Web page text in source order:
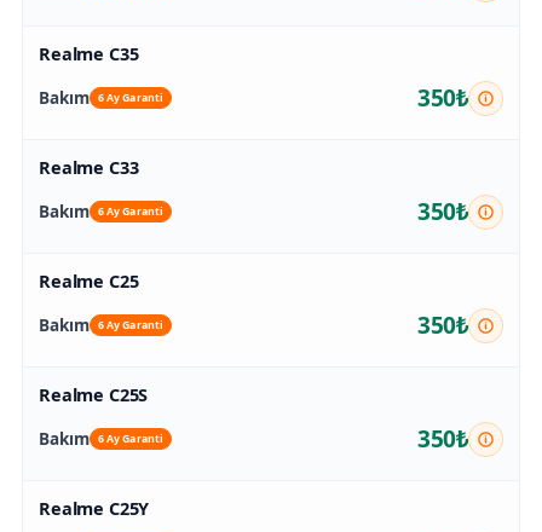
Realme C35
Bakım 6 Ay Garanti 350₺
Realme C33
Bakım 6 Ay Garanti 350₺
Realme C25
Bakım 6 Ay Garanti 350₺
Realme C25S
Bakım 6 Ay Garanti 350₺
Realme C25Y